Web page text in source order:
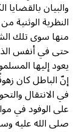
والبيان
النظرية الوثنية
منها سوى تلك
حتى في أنفس
يعود إليها
إنّ الباطل كان
في الانتقال
على الوفود في
صلى الله عليه